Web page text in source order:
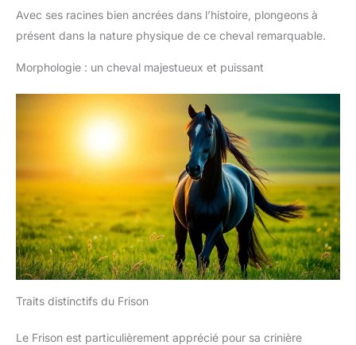
Avec ses racines bien ancrées dans l’histoire, plongeons à
présent dans la nature physique de ce cheval remarquable.
Morphologie : un cheval majestueux et puissant
Traits distinctifs du Frison
Le Frison est particulièrement apprécié pour sa crinière